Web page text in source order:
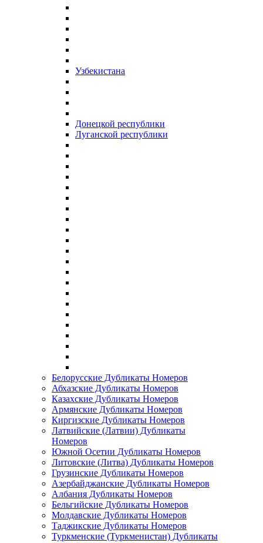
Узбекистана
Донецкой республики
Луганской республики
Белорусские Дубликаты Номеров
Абхазские Дубликаты Номеров
Казахские Дубликаты Номеров
Армянские Дубликаты Номеров
Киргизские Дубликаты Номеров
Латвийские (Латвии) Дубликаты
Номеров
Южной Осетии Дубликаты Номеров
Литовские (Литва) Дубликаты Номеров
Грузинские Дубликаты Номеров
Азербайджанские Дубликаты Номеров
Албания Дубликаты Номеров
Бельгийские Дубликаты Номеров
Молдавские Дубликаты Номеров
Таджикские Дубликаты Номеров
Туркменские (Туркменистан) Дубликаты